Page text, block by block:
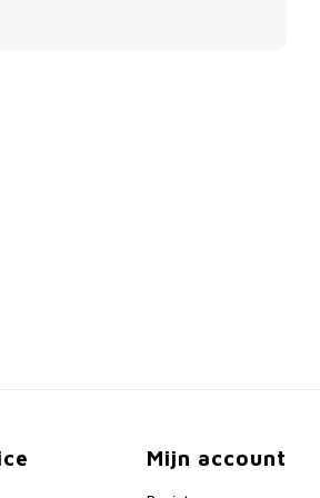
Mijn account